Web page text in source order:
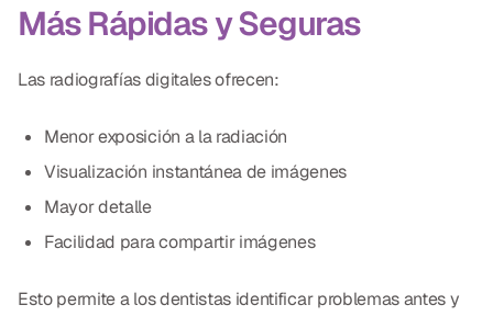
Más Rápidas y Seguras
Las radiografías digitales ofrecen:
Menor exposición a la radiación
Visualización instantánea de imágenes
Mayor detalle
Facilidad para compartir imágenes
Esto permite a los dentistas identificar problemas antes y